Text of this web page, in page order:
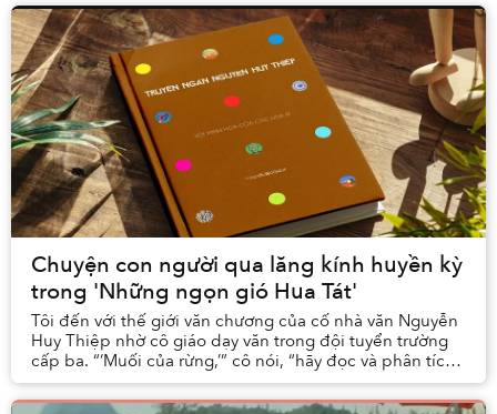
Chuyện con người qua lăng kính huyền kỳ
trong 'Những ngọn gió Hua Tát'
Tôi đến với thế giới văn chương của cố nhà văn Nguyễn
Huy Thiệp nhờ cô giáo dạy văn trong đội tuyển trường
cấp ba. “‘Muối của rừng,’” cô nói, “hãy đọc và phân tích
diễn biến tâm lý nhân vật, các con s...